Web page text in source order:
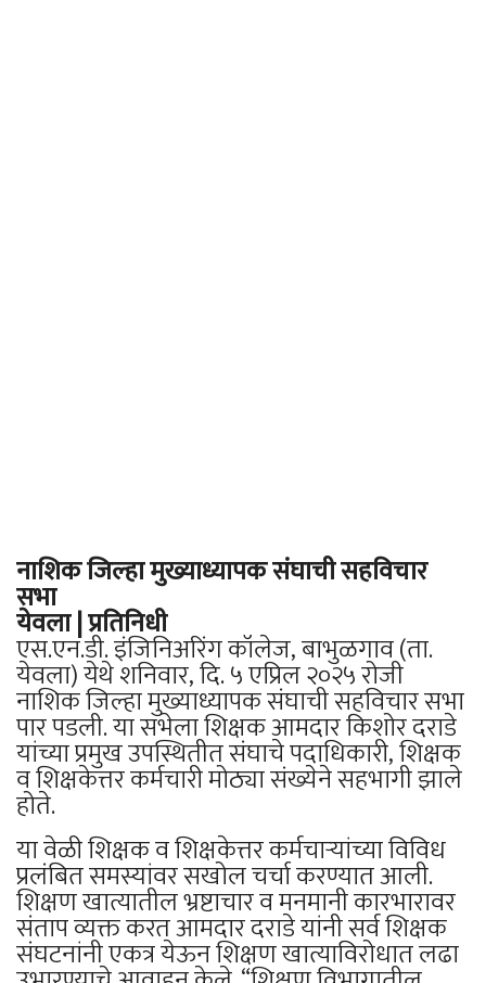
नाशिक जिल्हा मुख्याध्यापक संघाची सहविचार
सभा
येवला | प्रतिनिधी
एस.एन.डी. इंजिनिअरिंग कॉलेज, बाभुळगाव (ता.
येवला) येथे शनिवार, दि. ५ एप्रिल २०२५ रोजी
नाशिक जिल्हा मुख्याध्यापक संघाची सहविचार सभा
पार पडली. या सभेला शिक्षक आमदार किशोर दराडे
यांच्या प्रमुख उपस्थितीत संघाचे पदाधिकारी, शिक्षक
व शिक्षकेत्तर कर्मचारी मोठ्या संख्येने सहभागी झाले
होते.
या वेळी शिक्षक व शिक्षकेत्तर कर्मचाऱ्यांच्या विविध
प्रलंबित समस्यांवर सखोल चर्चा करण्यात आली.
शिक्षण खात्यातील भ्रष्टाचार व मनमानी कारभारावर
संताप व्यक्त करत आमदार दराडे यांनी सर्व शिक्षक
संघटनांनी एकत्र येऊन शिक्षण खात्याविरोधात लढा